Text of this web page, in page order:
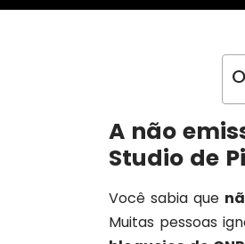
A não
Studio de
Você sabia que
Muitas pessoas